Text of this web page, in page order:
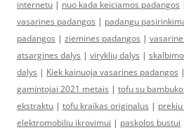
internetu | nuo kada keiciamos padangos
vasarines padangos | padangu
padangos | ziemines padangos |
atsargines dalys | viryklių dalys |
dalys | Kiek kainuoja vasarines padangos |
gamintojai 2021 metais | tofu su
ekstraktu | tofu kraikas originalus |
elektromobiliu ikrovimui | paskolos bustui